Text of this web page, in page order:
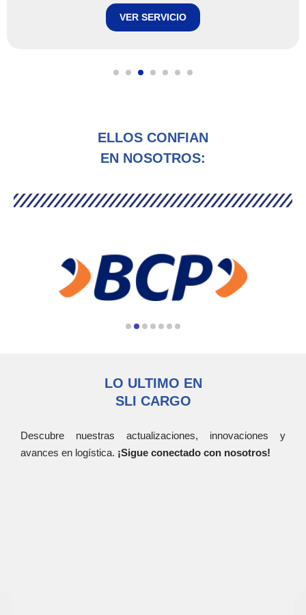
VER SERVICIO
ELLOS CONFIAN
EN NOSOTROS:
LO ULTIMO EN
SLI CARGO
Descubre nuestras actualizaciones, innovaciones y
avances en logística. ¡Sigue conectado con nosotros!